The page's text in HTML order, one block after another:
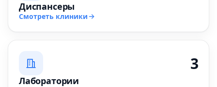
Диспансеры
Смотреть клиники
3
Лаборатории